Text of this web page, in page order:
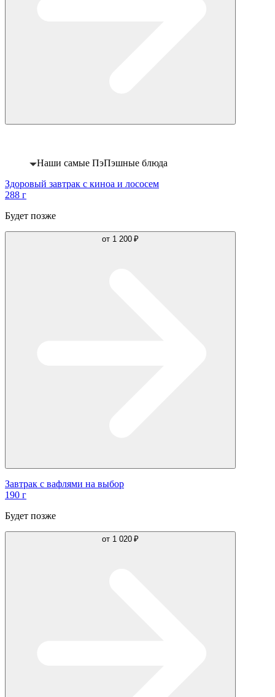
Наши самые ПэПэшные блюда
Здоровый завтрак с киноа и лососем
288 г
Будет позже
от 1 200 ₽
Завтрак с вафлями на выбор
190 г
Будет позже
от 1 020 ₽